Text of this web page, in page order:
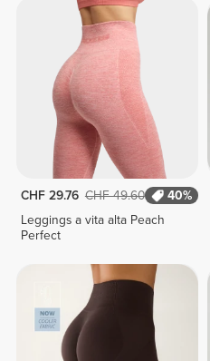
CHF 29.76 CHF 49.60
40%
Leggings a vita alta Peach
Perfect